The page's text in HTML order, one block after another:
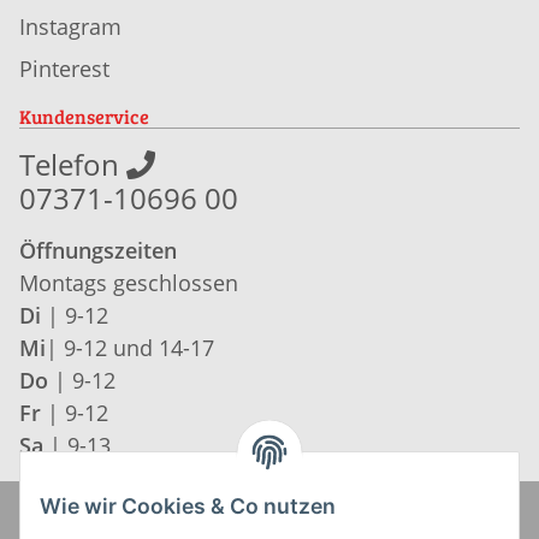
Instagram
Pinterest
Kundenservice
Telefon
07371-10696 00
Öffnungszeiten
Montags geschlossen
Di | 9-12
Mi | 9-12 und 14-17
Do | 9-12
Fr | 9-12
Sa | 9-13
Wie wir Cookies & Co nutzen